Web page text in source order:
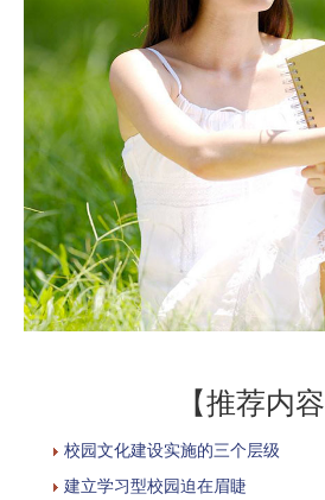
【推荐内容
校园文化建设实施的三个层级
建立学习型校园迫在眉睫